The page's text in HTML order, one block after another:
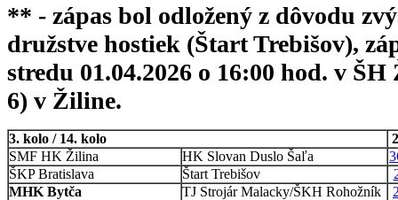
** - zápas bol odložený z dôvodu
družstve hostiek (Štart Trebišov),
stredu 01.04.2026 o 16:00 hod. v
6) v Žiline.
3. kolo / 14. kolo
SMF HK Žilina
HK Slovan Duslo Šaľa
ŠKP Bratislava
Štart Trebišov
MHK Bytča
TJ Strojár Malacky/ŠKH Rohožník